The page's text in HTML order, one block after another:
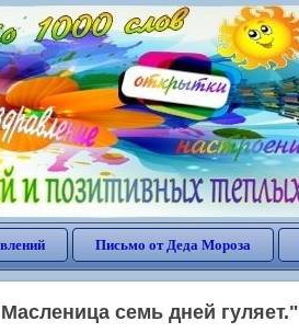
Письмо от Деда Мороза
семь дней гуляет."